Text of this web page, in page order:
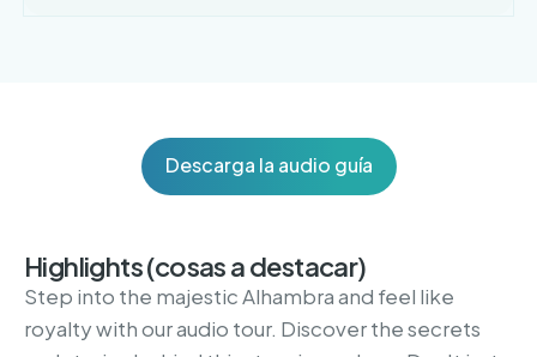
Descarga la audio guía
Highlights (cosas a destacar)
Step into the majestic Alhambra and feel like
royalty with our audio tour. Discover the secrets